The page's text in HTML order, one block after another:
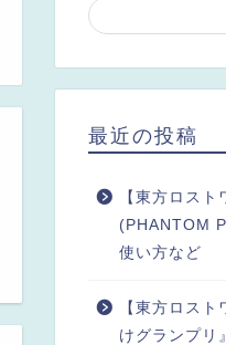
最近の投稿
【東方ロス
(PHANTOM
使い方など
【東方ロス
けグランプリ